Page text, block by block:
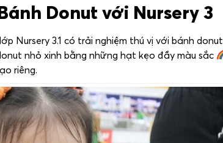
Donut với Nursery 3
Nursery 3.1 có trải nghiệm thú vị với bánh donut
nhỏ xinh bằng những hạt kẹo đầy màu sắc
riêng.